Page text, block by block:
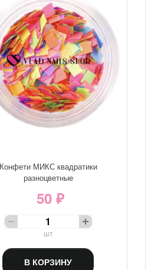
Конфети МИКС квадратики
разноцветные
50 ₽
шт
В КОРЗИНУ